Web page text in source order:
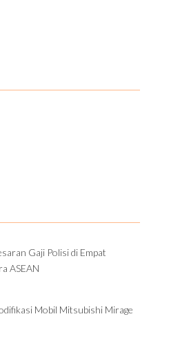
Gaji Polisi di Empat
ASEAN
Mobil Mitsubishi Mirage